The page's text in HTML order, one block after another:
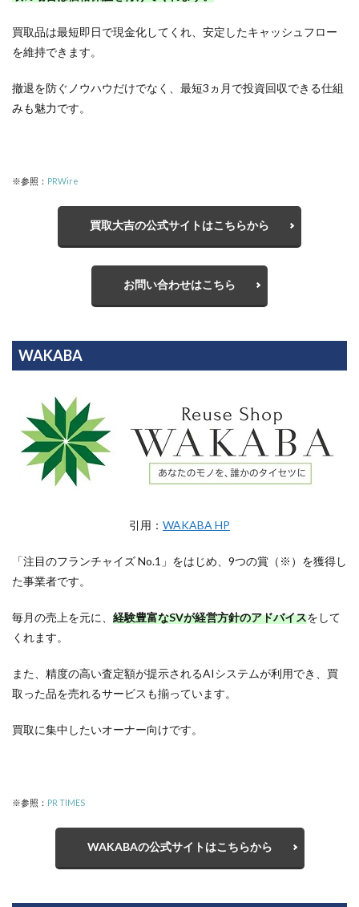
買取品は最短即日で現金化してくれ、安定したキャッシュフロー
を維持できます。
撤退を防ぐノウハウだけでなく、最短3ヵ月で投資回収できる仕組
みも魅力です。
※参照： PRWire
買取大吉の公式サイトはこちらから
お問い合わせはこちら
WAKABA
引用： WAKABA HP
「注目のフランチャイズ No.1」をはじめ、9つの賞（※）を獲得し
た事業者です。
毎月の売上を元に、 経験豊富なSVが経営方針のアドバイスをして
くれます。
また、精度の高い査定額が提示されるAIシステムが利用でき、買
取った品を売れるサービスも揃っています。
買取に集中したいオーナー向けです。
※参照： PR TIMES
WAKABAの公式サイトはこちらから